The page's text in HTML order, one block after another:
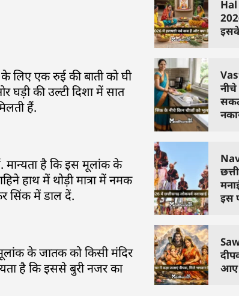
लिए एक रुई की बाती को घी
की उल्टी दिशा में सात
हैं.
मान्यता है कि इस मूलांक के
हाथ में थोड़ी मात्रा में नमक
सिंक में डाल दें.
के जातक को किसी मंदिर
है कि इससे बुरी नजर का
Hal
इस
आए